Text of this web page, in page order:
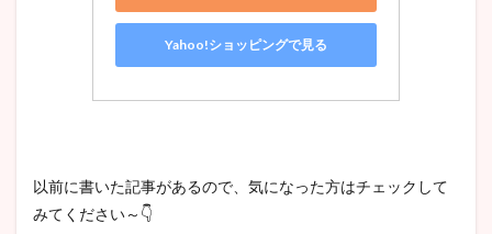
Yahoo!ショッピングで見る
以前に書いた記事があるので、気になった方はチェックして
みてください～👇